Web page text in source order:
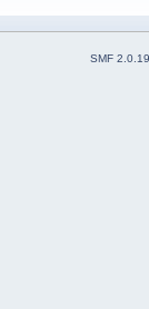
SMF 2.0.19